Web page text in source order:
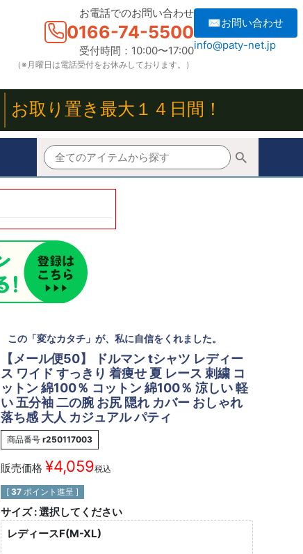
お電話でのお問い合わせ
0166-74-5500
受付時間：10:00〜17:00
（※月曜日は電話受付をお休みしております。）
✉お問い合わせ
info@paty-net.jp
お取り置き最大１４日間！
この「変なカタチ」が、私に自信をくれました。
【メール便50】 ドルマン tシャツ レディー
ス ワイド すっきり 着痩せ 夏 レース 刺繍 コ
ットン 綿100％ コットン 綿100％ 涼しい 軽
い 五分袖 二の腕 お尻 隠れ カバー おしゃれ
落ち感 大人 カジュアル パティ
商品番号 r250117003
販売価格 ¥4,059税込
[ 37 ポイント進呈 ]
サイズ 選択してください
レディースF(M-XL)